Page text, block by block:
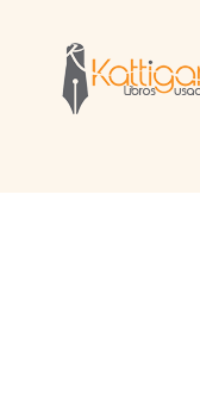
Librería Kattigara